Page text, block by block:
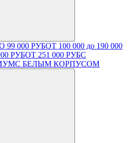
99 000 РУБОТ 100 000 до 190 000
РУБОТ 251 000 РУБС
С БЕЛЫМ КОРПУСОМ